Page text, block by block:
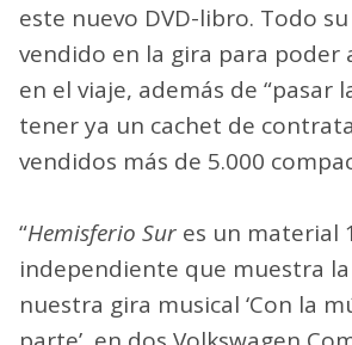
este nuevo DVD-libro. Todo
vendido en la gira para poder
en el viaje, además de “pasar
tener ya un cachet de
vendidos más de 5.000
“Hemisferio Sur es un material
independiente que muestra
nuestra gira musical ‘Con la